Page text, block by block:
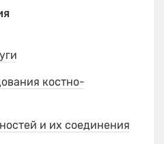
костно-
и их соединения